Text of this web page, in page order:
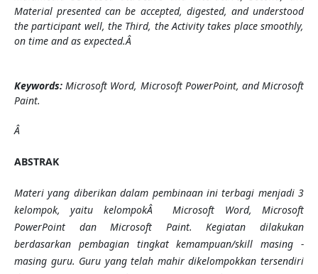
Material presented can be accepted, digested, and understood
the participant well, the Third, the Activity takes place smoothly,
on time and as expected.Â
Keywords:Microsoft Word, Microsoft PowerPoint, and Microsoft
Paint.
Â
ABSTRAK
Materi yang diberikan dalam pembinaan ini terbagi menjadi 3
kelompok, yaitu kelompokÂ Microsoft Word, Microsoft
PowerPointdanMicrosoft Paint. Kegiatan dilakukan
berdasarkan pembagian tingkat kemampuan/skill masing -
masing guru. Guru yang telah mahir dikelompokkan tersendiri